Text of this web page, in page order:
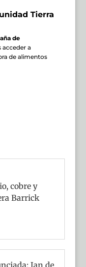
Tierra
de
a
de alimentos
cobre y
Barrick